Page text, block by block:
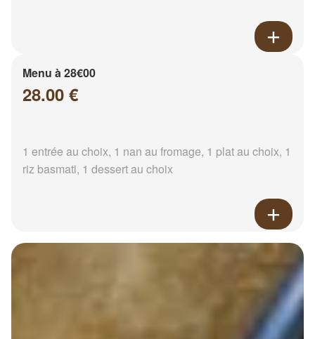
Menu à 28€00
28.00 €
1 entrée au choix, 1 nan au fromage, 1 plat au choix, 1
riz basmati, 1 dessert au choix